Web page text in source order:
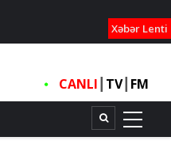
Xəbər Lenti
CANLI TV┃ FM